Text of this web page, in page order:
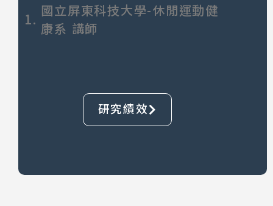
1. 國立屏東科技大學-休閒運動健
康系 講師
研究績效